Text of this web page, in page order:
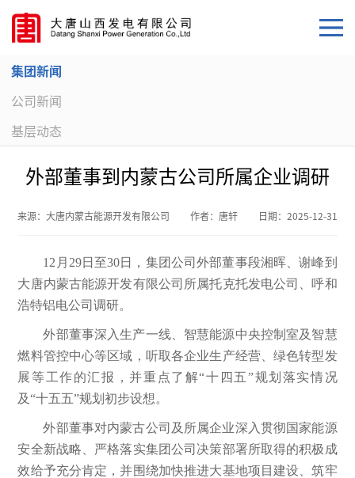
集团新闻
公司新闻
基层动态
外部董事到内蒙古公司所属企业调研
来源：大唐内蒙古能源开发有限公司 作者： 唐轩 日期： 2025-12-31
12月29日至30日，集团公司外部董事段湘晖、谢峰到
大唐内蒙古能源开发有限公司所属托克托发电公司、呼和
浩特铝电公司调研。
外部董事深入生产一线、智慧能源中央控制室及智慧
燃料管控中心等区域，听取各企业生产经营、绿色转型发
展等工作的汇报，并重点了解“十四五”规划落实情况
及“十五五”规划初步设想。
外部董事对内蒙古公司及所属企业深入贯彻国家能源
安全新战略、严格落实集团公司决策部署所取得的积极成
效给予充分肯定，并围绕加快推进大基地项目建设、筑牢